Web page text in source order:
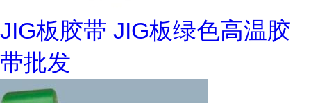
JIG板胶带 JIG板绿色高温胶
带批发